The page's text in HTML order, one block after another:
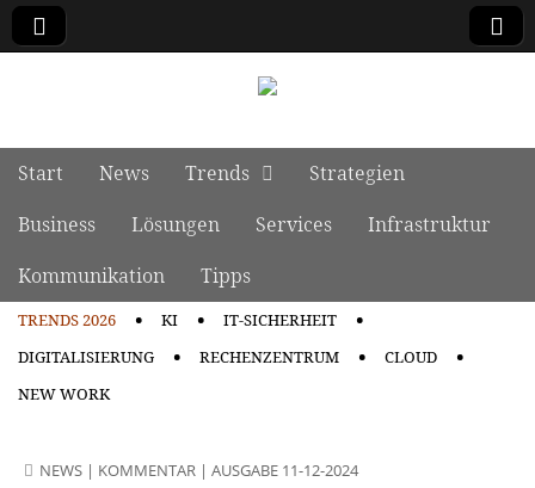
Main menu
Skip to content
Start News Trends
Strategien
Business
Lösungen Services
Infrastruktur
Kommunikation
Tipps
TRENDS 2026 KI
IT-SICHERHEIT
DIGITALISIERUNG
RECHENZENTRUM
CLOUD
NEW WORK
NEWS | KOMMENTAR | AUSGABE 11-12-2024